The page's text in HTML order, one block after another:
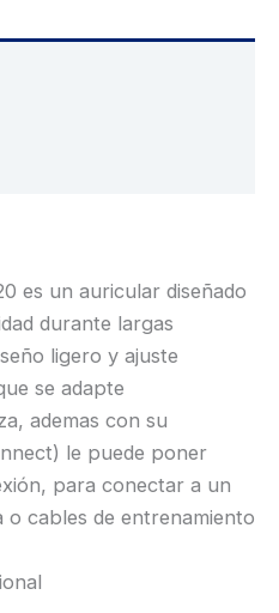
es un auricular diseñado
durante largas
ligero y ajuste
se adapte
ademas con su
le puede poner
para conectar a un
cables de entrenamiento